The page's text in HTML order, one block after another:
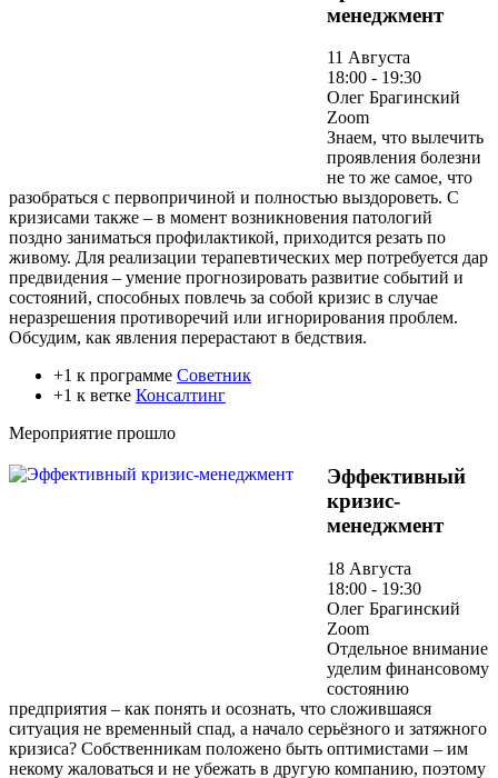
менеджмент
11 Августа
18:00 - 19:30
Олег Брагинский
Zoom
Знаем, что вылечить
проявления болезни
не то же самое, что
разобраться с первопричиной и полностью выздороветь. С
кризисами также – в момент возникновения патологий
поздно заниматься профилактикой, приходится резать по
живому. Для реализации терапевтических мер потребуется дар
предвидения – умение прогнозировать развитие событий и
состояний, способных повлечь за собой кризис в случае
неразрешения противоречий или игнорирования проблем.
Обсудим, как явления перерастают в бедствия.
+1 к программе Советник
+1 к ветке Консалтинг
Мероприятие прошло
Эффективный
кризис-
менеджмент
18 Августа
18:00 - 19:30
Олег Брагинский
Zoom
Отдельное внимание
уделим финансовому
состоянию
предприятия – как понять и осознать, что сложившаяся
ситуация не временный спад, а начало серьёзного и затяжного
кризиса? Собственникам положено быть оптимистами – им
некому жаловаться и не убежать в другую компанию, поэтому